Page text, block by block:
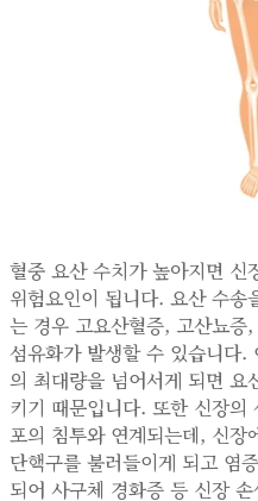
혈중 요산 수치가 높아지면 신
위험요인이 됩니다. 요산 수
는 경우 고요산혈증, 고산뇨증
섬유화가 발생할 수 있습니다
의 최대량을 넘어서게 되면 요
키기 때문입니다. 또한 신장의
포의 침투와 연계되는데, 신장
단핵구를 불러들이게 되고 염
되어 사구체 경화증 등 신장